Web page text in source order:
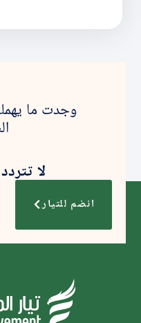
وجدت ما
لا
انضم للتيار